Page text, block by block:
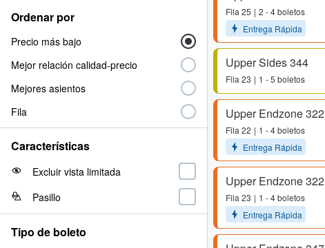
Fila 25
2 - 4 boletos
Entrega Rápida
Upper Sides 344
Fila 23 1 - 5 boletos
Upper Endzone 322
Fila 22
1 - 4 boletos
Entrega Rápida
Upper Endzone 322
Fila 23
1 - 4 boletos
Entrega Rápida
Ordenar por
Precio más bajo
Mejor relación calidad-precio
Mejores asientos
Fila
Características
Excluir vista limitada
Pasillo
Tipo de boleto